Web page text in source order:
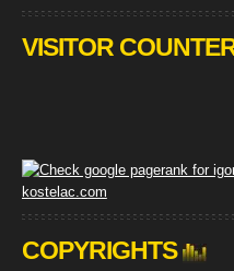
VISITOR
COPYRIGHTS